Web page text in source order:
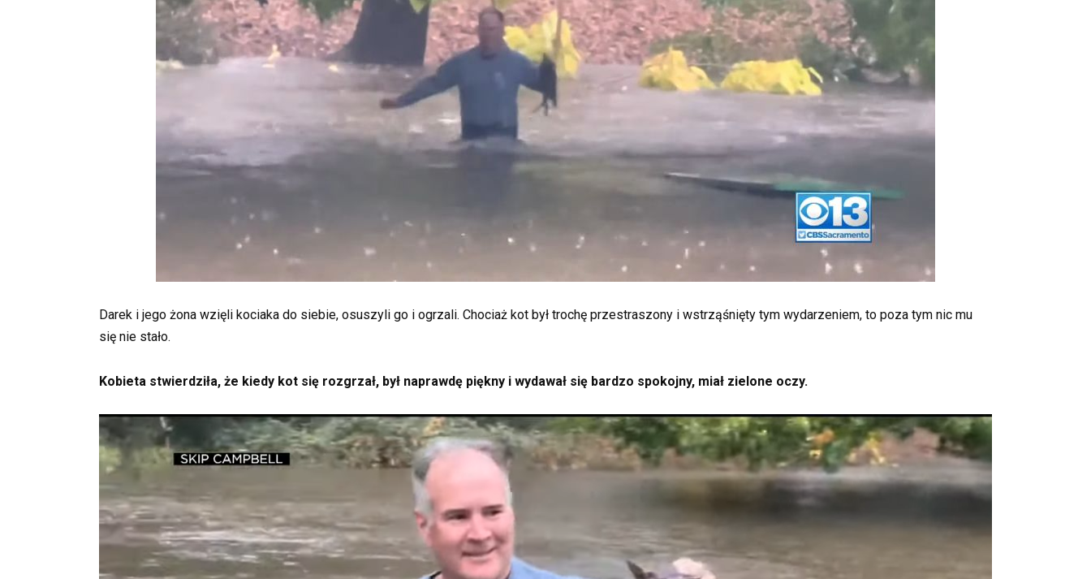
Darek i jego żona wzięli kociaka do siebie, osuszyli go i ogrzali. Chociaż kot był trochę przestraszony i wstrząśnięty tym wydarzeniem, to poza tym nic mu
się nie stało.
Kobieta stwierdziła, że kiedy kot się rozgrzał, był naprawdę piękny i wydawał się bardzo spokojny, miał zielone oczy.